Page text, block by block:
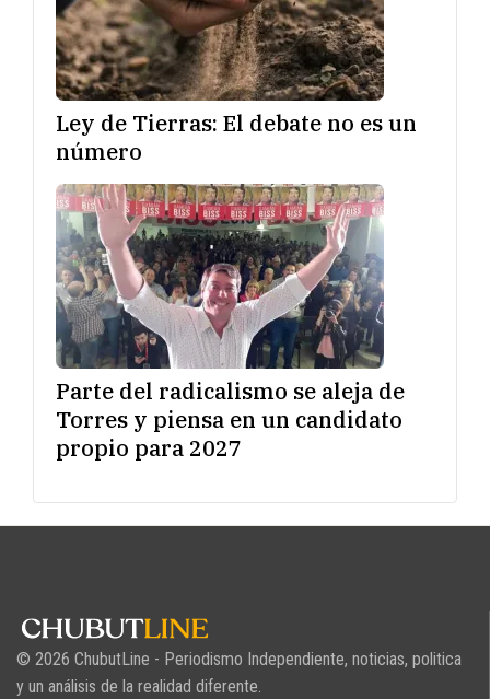
Ley de Tierras: El debate no es un
número
Parte del radicalismo se aleja de
Torres y piensa en un candidato
propio para 2027
© 2026 ChubutLine - Periodismo Independiente, noticias, politica
y un análisis de la realidad diferente.